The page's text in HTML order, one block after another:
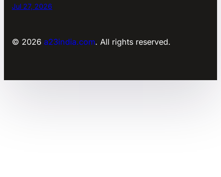
Jul 27, 2026
© 2026 a23india.com. All rights reserved.